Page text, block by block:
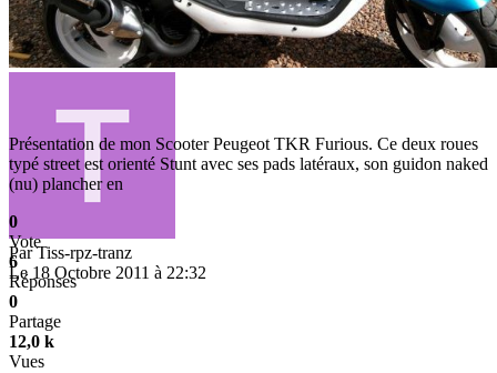
ParTiss-rpz-tranz
Le 18 Octobre 2011 à 22:32
Présentation de mon Scooter Peugeot TKR Furious. Ce deux roues
typé street est orienté Stunt avec ses pads latéraux, son guidon naked
(nu) plancher en
0
Vote
6
Réponses
0
Partage
12,0 k
Vues